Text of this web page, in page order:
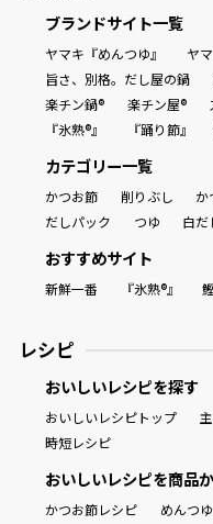
ブランドサイト一覧
ヤマキ『めんつゆ』
ヤ
旨さ、別格。だし屋の鍋
楽チン鍋®
楽チン屋®
『氷熟®』
『踊り節』
カテゴリー一覧
かつお節 削りぶし か
だしパック
つゆ 白だ
おすすめサイト
新鮮一番 『氷熟®』
レシピ
おいしいレシピを探す
おいしいレシピトップ
時短レシピ
おいしいレシピを商品
かつお節レシピ めんつ